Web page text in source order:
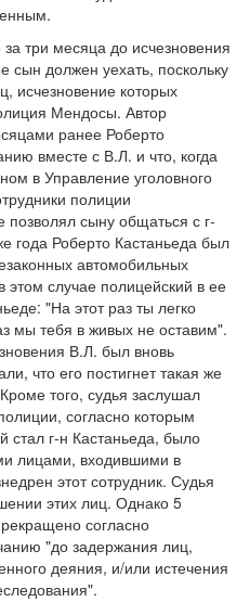
три месяца до исчезновения
сын должен уехать, поскольку
исчезновение которых
Мендосы. Автор
ранее Роберто
вместе с В.Л. и что, когда
в Управление уголовного
полиции
позволял сыну общаться с г-
года Роберто Кастаньеда был
автомобильных
этом случае полицейский в ее
"На этот раз ты легко
мы тебя в живых не оставим".
В.Л. был вновь
что его постигнет такая же
того, судья заслушал
согласно которым
стал г-н Кастаньеда, было
лицами, входившими в
этот сотрудник. Судья
этих лиц. Однако 5
согласно
"до задержания лиц,
деяния, и/или истечения